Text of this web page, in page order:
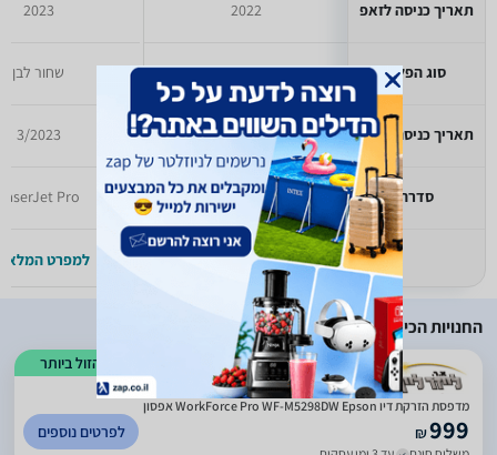
תאריך כניסה לזאפ
סוג הפלט
תאריך כניסה לזאפ
סדרה
2022
שחור לבן
3/2022
hp laser jet
למפרט המלא >>
2023
שחור לבן
3/2023
Pro
למפרט המלא
החנויות הכי זולות
הזול ביותר
4.96
(
1555
)
מדפסת ‏הזרקת דיו WorkForce Pro WF-M5298DW‎ Epson אפסון
₪999 לפרטים נוספים